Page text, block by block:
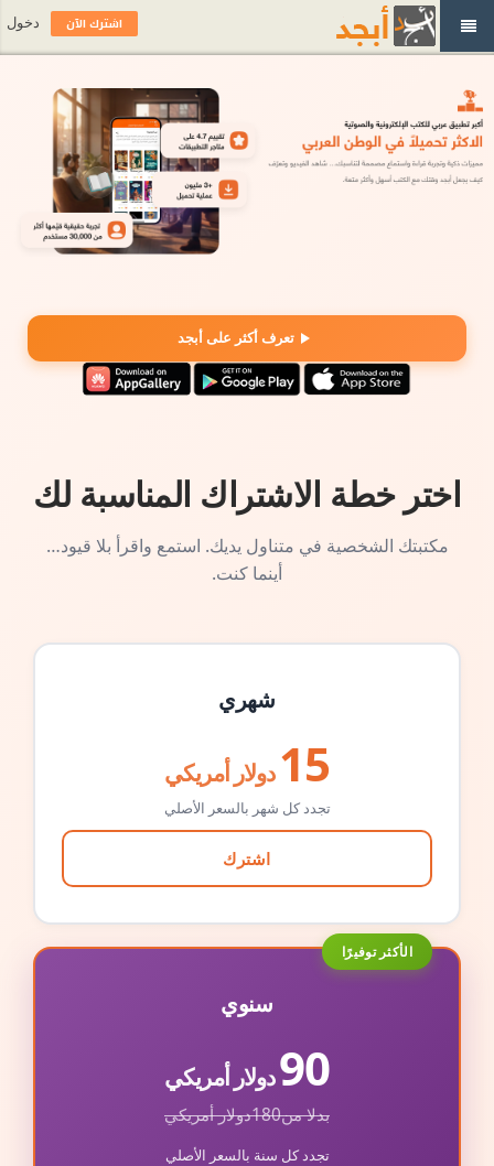
تعرف أكثر على أبجد
اختر خطة الاشتراك المناسبة لك
مكتبتك الشخصية في متناول يديك. استمع واقرأ بلا قيود…
أينما كنت.
شهري
15 دولار أمريكي
تجدد كل شهر بالسعر الأصلي
اشترك
الأكثر توفيرًا
سنوي
90دولار أمريكي
بدلا من180دولار أمريكي
تجدد كل سنة بالسعر الأصلي
اشترك الآن دخول